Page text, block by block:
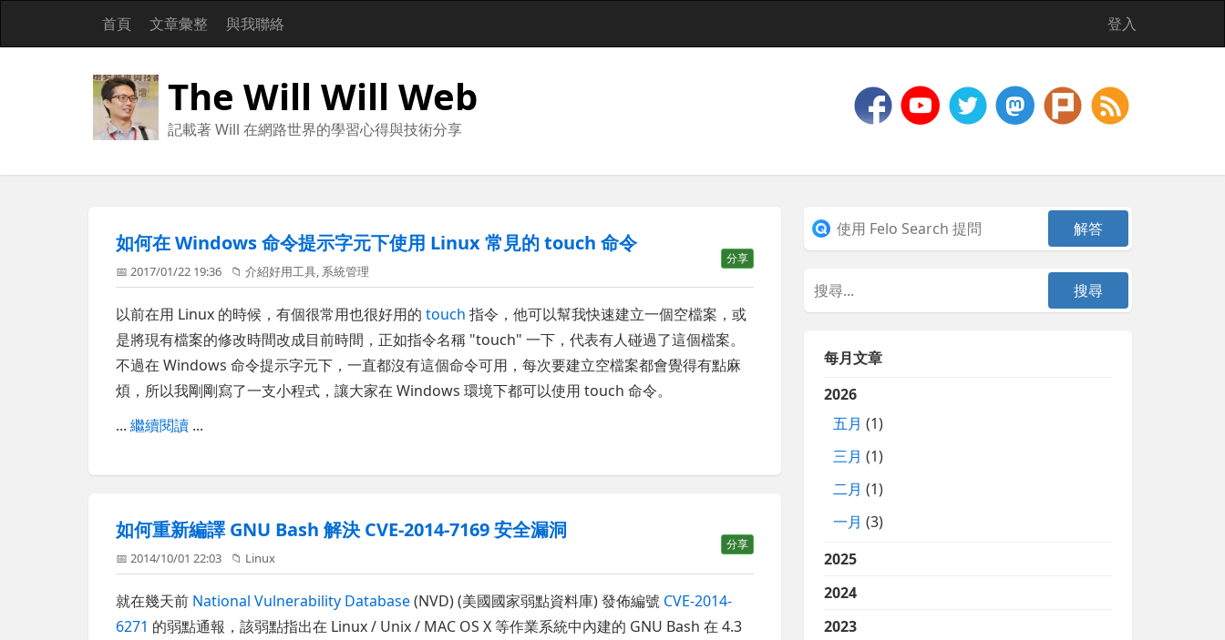
首頁 文章彙整 與我聯絡 登入
The Will Will Web
記載著 Will 在網路世界的學習心得與技術分享
如何在 Windows 命令提示字元下使用 Linux 常見的 touch 命令
分享
📅 2017/01/22 19:36 📁介紹好用工具, 系統管理
以前在用 Linux 的時候，有個很常用也很好用的touch 指令，他可以幫我快速建立一個空檔案，或
是將現有檔案的修改時間改成目前時間，正如指令名稱 "touch" 一下，代表有人碰過了這個檔案。
不過在 Windows 命令提示字元下，一直都沒有這個命令可用，每次要建立空檔案都會覺得有點麻
煩，所以我剛剛寫了一支小程式，讓大家在 Windows 環境下都可以使用 touch 命令。
...繼續閱讀 ...
如何重新編譯 GNU Bash 解決 CVE-2014-7169 安全漏洞
分享
📅 2014/10/01 22:03 📁 Linux
就在幾天前 National Vulnerability Database(NVD) (美國國家弱點資料庫) 發佈編號 CVE-2014-
6271 的弱點通報，該弱點指出在 Linux / Unix / MAC OS X 等作業系統中內建的 GNU Bash 在 4.3
每月文章
2026
五月 (1)
三月 (1)
二月 (1)
一月 (3)
2025
2024
2023